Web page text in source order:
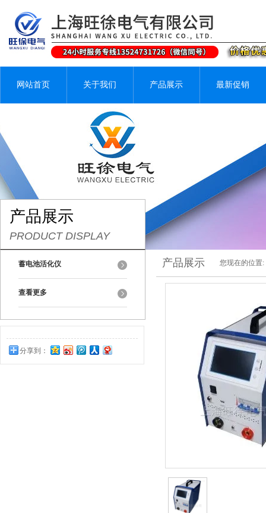
网站首页 关于我们 产品展示 最新促销
产品展示
PRODUCT DISPLAY
蓄电池活化仪
查看更多
分享到：
产品展示 您现在的位置: